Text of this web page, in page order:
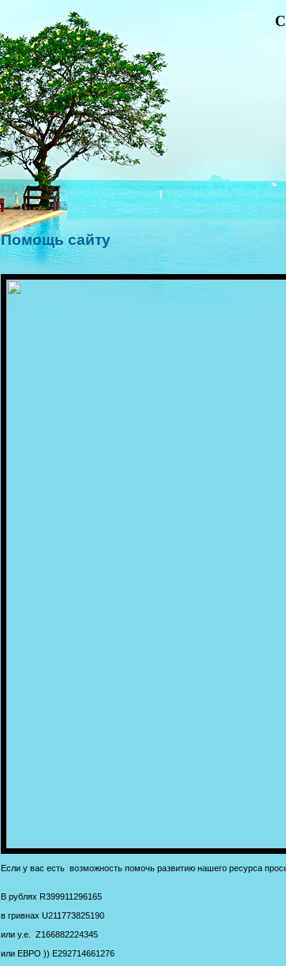
Помощь сайту
Если у вас есть возможность помочь развитию нашего ресурса
В рублях R399911296165
в гривнах U211773825190
или у.е. Z166882224345
или ЕВРО )) E292714661276